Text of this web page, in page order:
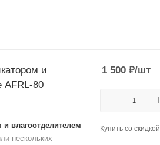
и
AFRL-80
и влагоотделителем
нескольких
1 500 ₽/шт
Купить со скидкой